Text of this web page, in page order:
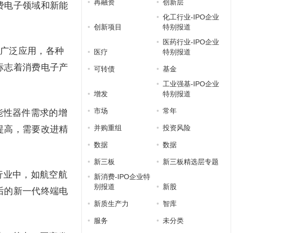
电子领域和新能
泛应用，各种
志着消费电子产
性器件需求的增
高，需要改进精
业中，如航空航
的新一代终端电
再融资 创新层
创新项目
化工行业-IPO企业
特别报道
医疗
医药行业-IPO企业
特别报道
可转债 基金
增发
工业强基-IPO企业
特别报道
市场 常年
并购重组 投资风险
数据 数据
新三板
新三板精选层专题
新消费-IPO企业特
别报道
新股
新质生产力 智库
服务 未分类